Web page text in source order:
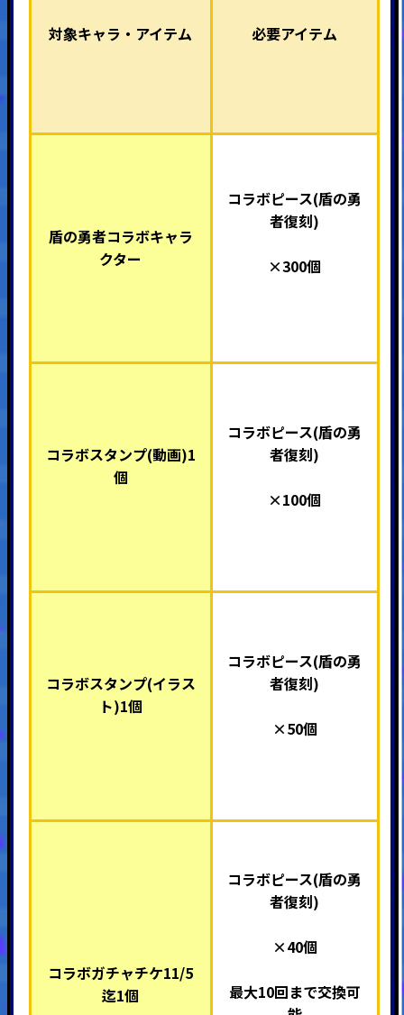
対象キャラ・アイテム 必要アイテム
盾の勇者コラボキャラ
クター
コラボピース(盾の勇
者復刻)
×300個
コラボスタンプ(動画)1
個
コラボピース(盾の勇
者復刻)
×100個
コラボスタンプ(イラス
ト)1個
コラボピース(盾の勇
者復刻)
×50個
コラボガチャチケ11/5
迄1個
コラボピース(盾の勇
者復刻)
×40個
最大10回まで交換可